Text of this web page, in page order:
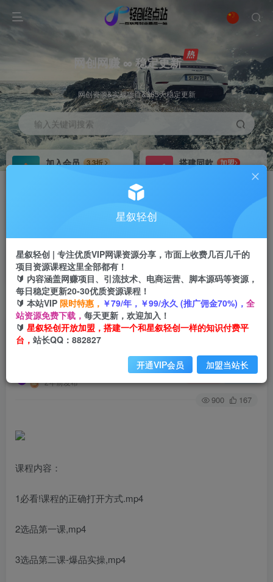
网创网赚 ∞ 稳定更新
网创资源&实战项目&365天稳定更新
输入关键词搜索
加入会员
3.3折
搭建同款
加盟
首页 创业课程 会员专属 正文
（9369期）跨境电商怎样选爆品，独立站建站实
战（20节高清无水印课）
2年前发布
关注 私信
900 167
课程内容：
1必看!课程的正确打开方式.mp4
2选品第一课,mp4
3选品第二课-爆品实操,mp4
星叙轻创
星叙轻创 | 专注优质VIP网课资源分享，市面上收费几百几千的
项目资源课程这里全部都有！
🔰 内容涵盖网赚项目、引流技术、电商运营、脚本源码等资源，
每日稳定更新20-30优质资源课程！
🔰 本站VIP 限时特惠， ￥79/年，￥99/永久 (推广佣金70%)， 全
站资源免费下载， 每天更新，欢迎加入！
🔰 星叙轻创开放加盟，搭建一个和星叙轻创一样的知识付费平
台， 站长QQ：882827
开通VIP会员 加盟当站长